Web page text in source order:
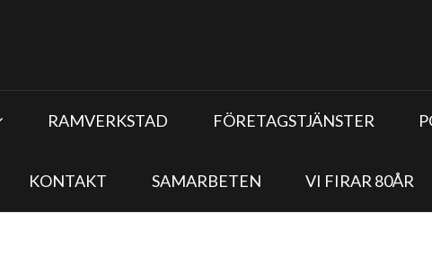
RAMVERKSTAD FÖRETAGSTJÄNSTER
KONTAKT SAMARBETEN VI FIRAR 80ÅR